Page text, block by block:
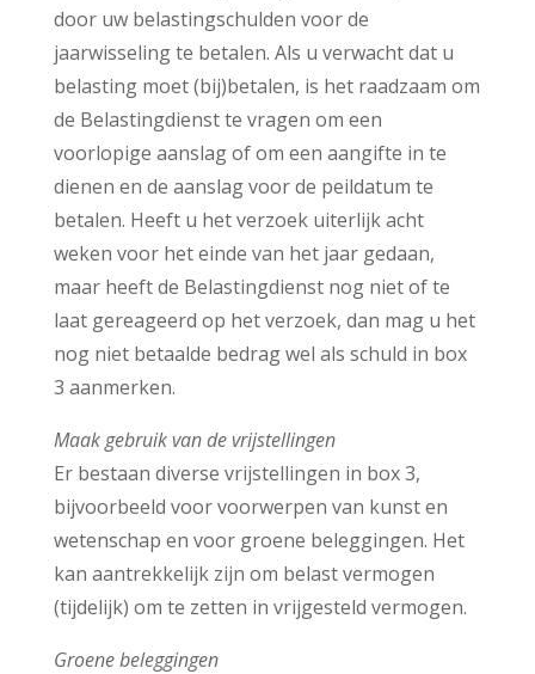
door uw belastingschulden voor de
jaarwisseling te betalen. Als u verwacht dat u
belasting moet (bij)betalen, is het raadzaam om
de Belastingdienst te vragen om een
voorlopige aanslag of om een aangifte in te
dienen en de aanslag voor de peildatum te
betalen. Heeft u het verzoek uiterlijk acht
weken voor het einde van het jaar gedaan,
maar heeft de Belastingdienst nog niet of te
laat gereageerd op het verzoek, dan mag u het
nog niet betaalde bedrag wel als schuld in box
3 aanmerken.
Maak gebruik van de vrijstellingen
Er bestaan diverse vrijstellingen in box 3,
bijvoorbeeld voor voorwerpen van kunst en
wetenschap en voor groene beleggingen. Het
kan aantrekkelijk zijn om belast vermogen
(tijdelijk) om te zetten in vrijgesteld vermogen.
Groene beleggingen